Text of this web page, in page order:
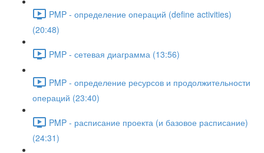
PMP - определение операций (define activities)
(20:48)
PMP - сетевая диаграмма (13:56)
PMP - определение ресурсов и продолжительности
операций (23:40)
PMP - расписание проекта (и базовое расписание)
(24:31)